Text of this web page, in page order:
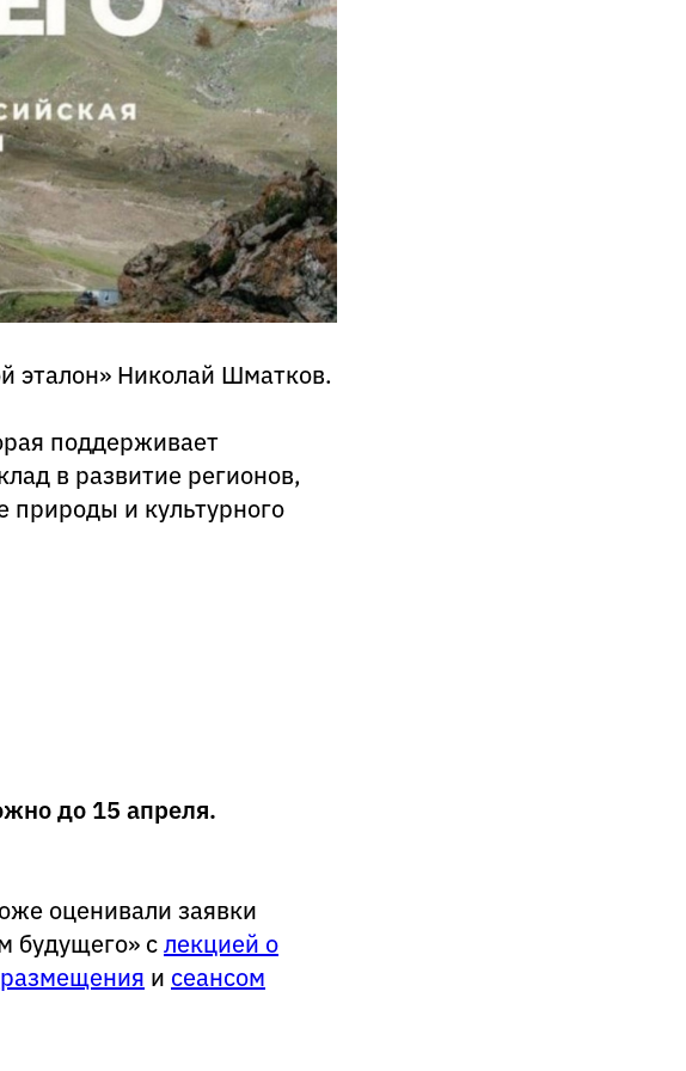
эталон» Николай Шматков.
поддерживает
в развитие регионов,
природы и культурного
до 15 апреля.
оценивали заявки
будущего» слекцией о
и сеансом